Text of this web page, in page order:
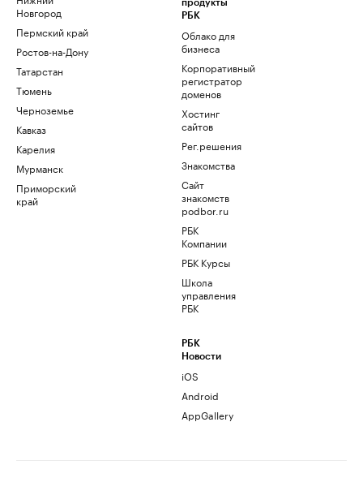
Новгород
Пермский край
Ростов-на-Дону
Татарстан
Тюмень
Черноземье
Кавказ
Карелия
Мурманск
Приморский
край
продукты
РБК
Облако для
бизнеса
Корпоративный
регистратор
доменов
Хостинг
сайтов
Рег.решения
Знакомства
Сайт
знакомств
podbor.ru
РБК
Компании
РБК Курсы
Школа
управления
РБК
РБК
Новости
iOS
Android
AppGallery